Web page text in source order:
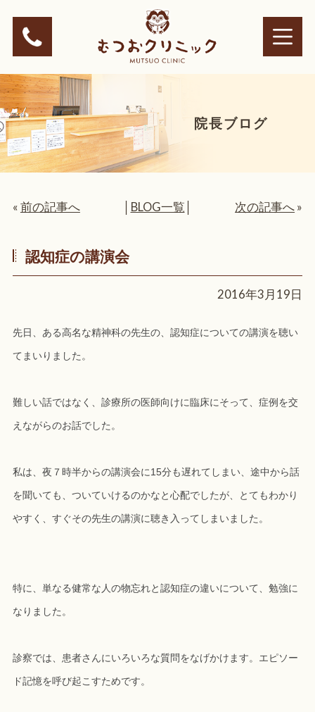
院長ブログ
« 前の記事へ BLOG一覧 次の記事へ »
認知症の講演会
2016年3月19日
先日、ある高名な精神科の先生の、認知症についての講演を聴い
てまいりました。
難しい話ではなく、診療所の医師向けに臨床にそって、症例を交
えながらのお話でした。
私は、夜７時半からの講演会に15分も遅れてしまい、途中から話
を聞いても、ついていけるのかなと心配でしたが、とてもわかり
やすく、すぐその先生の講演に聴き入ってしまいました。
特に、単なる健常な人の物忘れと認知症の違いについて、勉強に
なりました。
診察では、患者さんにいろいろな質問をなげかけます。エピソー
ド記憶を呼び起こすためです。